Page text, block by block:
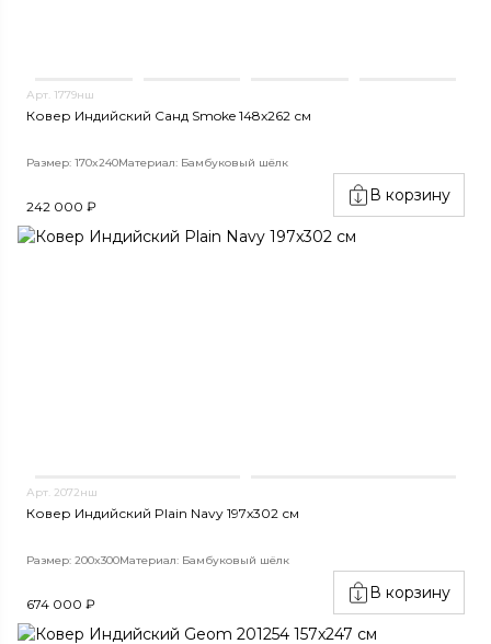
Арт. 1779нш
Ковер Индийский Санд Smoke 148x262 см
Размер: 170x240Материал: Бамбуковый шёлк
242 000 ₽
В корзину
Арт. 2072нш
Ковер Индийский Plain Navy 197x302 см
Размер: 200x300Материал: Бамбуковый шёлк
674 000 ₽
В корзину